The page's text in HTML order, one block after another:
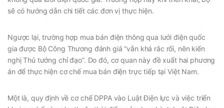
sẽ có hướng dẫn chi tiết các đơn vị thực hiện.
Ngược lại, trường hợp mua bán điện thông qua lưới điện quốc
gia được Bộ Công Thương đánh giá “vẫn khá rắc rối, nên kiến
nghị Thủ tướng chỉ đạo”. Do đó, cơ quan này đề xuất hai phương
án để thực hiện cơ chế mua bán điện trực tiếp tại Việt Nam.
Một là, quy định về cơ chế DPPA vào Luật Điện lực và việc triển